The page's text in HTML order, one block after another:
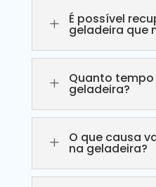
L É possível
geladeira que
L Quanto
geladeira?
L O que causa
na geladeira?